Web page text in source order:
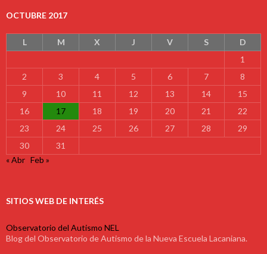
OCTUBRE 2017
L M X J V S
D
1
2
3 4 5 6 7
8
9
10 11 12 13 14
15
16
17 18 19 20 21
22
23
24 25 26 27 28
29
30
31
« Abr Feb »
SITIOS WEB DE INTERÉS
Observatorio del Autismo NEL
Blog del Observatorio de Autismo de la Nueva Escuela Lacaniana.